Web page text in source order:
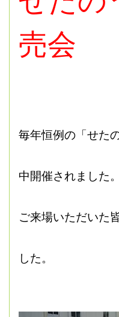
売会
毎年恒例の「せた
中開催されました。
ご来場いただいた
した。